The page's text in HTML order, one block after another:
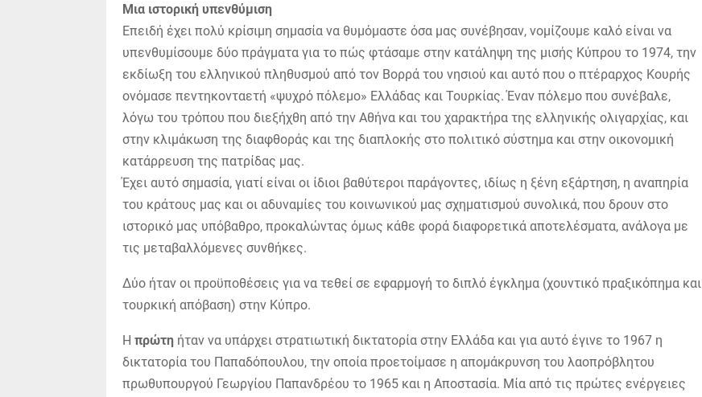
Μια ιστορική υπενθύμιση
Επειδή έχει πολύ κρίσιμη σημασία να θυμόμαστε όσα μας συνέβησαν, νομίζουμε καλό είναι να
υπενθυμίσουμε δύο πράγματα για το πώς φτάσαμε στην κατάληψη της μισής Κύπρου το 1974, την
εκδίωξη του ελληνικού πληθυσμού από τον Βορρά του νησιού και αυτό που ο πτέραρχος Κουρής
ονόμασε πεντηκονταετή «ψυχρό πόλεμο» Ελλάδας και Τουρκίας. Έναν πόλεμο που συνέβαλε,
λόγω του τρόπου που διεξήχθη από την Αθήνα και του χαρακτήρα της ελληνικής ολιγαρχίας, και
στην κλιμάκωση της διαφθοράς και της διαπλοκής στο πολιτικό σύστημα και στην οικονομική
κατάρρευση της πατρίδας μας.
Έχει αυτό σημασία, γιατί είναι οι ίδιοι βαθύτεροι παράγοντες, ιδίως η ξένη εξάρτηση, η αναπηρία
του κράτους μας και οι αδυναμίες του κοινωνικού μας σχηματισμού συνολικά, που δρουν στο
ιστορικό μας υπόβαθρο, προκαλώντας όμως κάθε φορά διαφορετικά αποτελέσματα, ανάλογα με
τις μεταβαλλόμενες συνθήκες.
Δύο ήταν οι προϋποθέσεις για να τεθεί σε εφαρμογή το διπλό έγκλημα (χουντικό πραξικόπημα και
τουρκική απόβαση) στην Κύπρο.
Η πρώτη ήταν να υπάρχει στρατιωτική δικτατορία στην Ελλάδα και για αυτό έγινε το 1967 η
δικτατορία του Παπαδόπουλου, την οποία προετοίμασε η απομάκρυνση του λαοπρόβλητου
πρωθυπουργού Γεωργίου Παπανδρέου το 1965 και η Αποστασία. Μία από τις πρώτες ενέργειες